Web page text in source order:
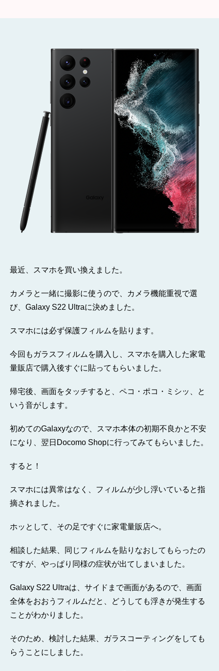
み
し
た
そ
最近、スマホを買い換えました。
カメラと一緒に撮影に使うので、カメラ機能重視で選
び、Galaxy S22 Ultraに決めました。
スマホには必ず保護フィルムを貼ります。
今回もガラスフィルムを購入し、スマホを購入した家電
量販店で購入後すぐに貼ってもらいました。
帰宅後、画面をタッチすると、ペコ・ポコ・ミシッ、と
いう音がします。
初めてのGalaxyなので、スマホ本体の初期不良かと不安
になり、翌日Docomo Shopに行ってみてもらいました。
すると！
スマホには異常はなく、フィルムが少し浮いていると指
摘されました。
ホッとして、その足ですぐに家電量販店へ。
相談した結果、同じフィルムを貼りなおしてもらったの
ですが、やっぱり同様の症状が出てしまいました。
Galaxy S22 Ultraは、サイドまで画面があるので、画面
全体をおおうフィルムだと、どうしても浮きが発生する
ことがわかりました。
そのため、検討した結果、ガラスコーティングをしても
らうことにしました。